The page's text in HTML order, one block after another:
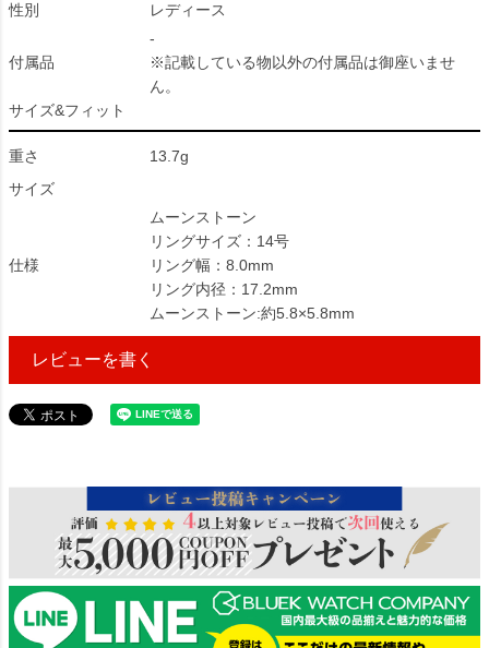
性別
レディース
付属品
-
※記載している物以外の付属品は御座いませ
ん。
サイズ&フィット
重さ
13.7g
サイズ
仕様
ムーンストーン
リングサイズ：14号
リング幅：8.0mm
リング内径：17.2mm
ムーンストーン:約5.8×5.8mm
レビューを書く